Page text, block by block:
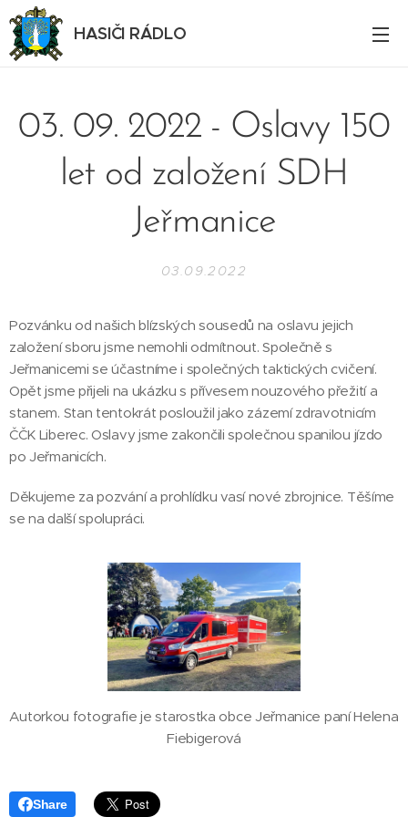
HASIČI RÁDLO
03. 09. 2022 - Oslavy 150
let od založení SDH
Jeřmanice
03.09.2022
Pozvánku od našich blízských sousedů na oslavu jejich
založení sboru jsme nemohli odmítnout. Společně s
Jeřmanicemi se účastníme i společných taktických cvičení.
Opět jsme přijeli na ukázku s přívesem nouzového přežití a
stanem. Stan tentokrát posloužil jako zázemí zdravotnicím
ČČK Liberec. Oslavy jsme zakončili společnou spanilou jízdo
po Jeřmanicích.
Děkujeme za pozvání a prohlídku vasí nové zbrojnice. Těšíme
se na další spolupráci.
Autorkou fotografie je starostka obce Jeřmanice paní Helena
Fiebigerová
Share